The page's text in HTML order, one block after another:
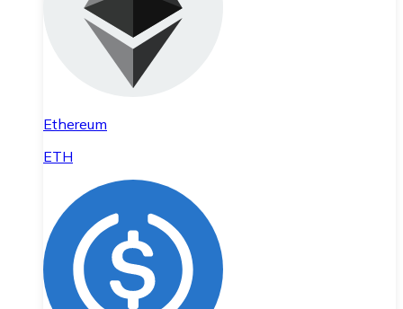
Ethereum
ETH